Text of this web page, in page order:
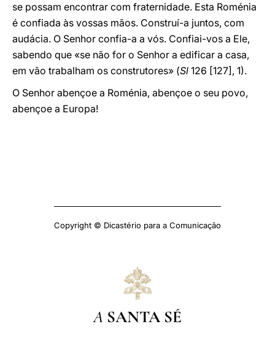
se possam encontrar com fraternidade. Esta Roménia
é confiada às vossas mãos. Construí-a juntos, com
audácia. O Senhor confia-a a vós. Confiai-vos a Ele,
sabendo que «se não for o Senhor a edificar a casa,
em vão trabalham os construtores» (Sl 126 [127], 1).
O Senhor abençoe a Roménia, abençoe o seu povo,
abençoe a Europa!
Copyright © Dicastério para a Comunicação
A SANTA SÉ